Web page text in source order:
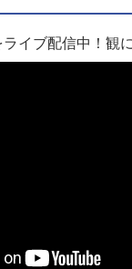
イブ配信中！観